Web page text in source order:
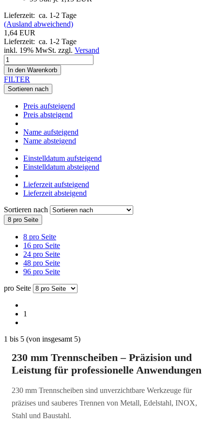
Lieferzeit: ca. 1-2 Tage
(Ausland abweichend)
1,64 EUR
Lieferzeit: ca. 1-2 Tage
inkl. 19% MwSt. zzgl. Versand
In den Warenkorb
FILTER
Sortieren nach
Preis aufsteigend
Preis absteigend
Name aufsteigend
Name absteigend
Einstelldatum aufsteigend
Einstelldatum absteigend
Lieferzeit aufsteigend
Lieferzeit absteigend
Sortieren nach
8 pro Seite
8 pro Seite
16 pro Seite
24 pro Seite
48 pro Seite
96 pro Seite
pro Seite
1
1 bis 5 (von insgesamt 5)
230 mm Trennscheiben – Präzision und
Leistung für professionelle Anwendungen
230 mm Trennscheiben sind unverzichtbare Werkzeuge für
präzises und sauberes Trennen von Metall, Edelstahl, INOX,
Stahl und Baustahl.